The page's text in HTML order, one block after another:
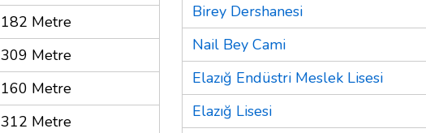
182 Metre
309 Metre
160 Metre
312 Metre
Birey Dershanesi
Nail Bey Cami
Elazığ Endüstri Meslek Lisesi
Elazığ Lisesi